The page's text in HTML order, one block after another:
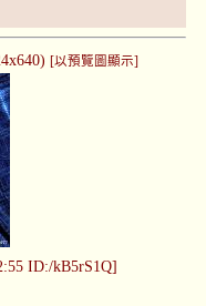
[以預覽圖顯示]
ID:/kB5rS1Q]